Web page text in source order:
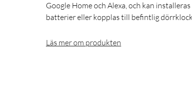
Google Home och Alexa, och kan
batterier eller kopplas till befintlig
Läs mer om produkten